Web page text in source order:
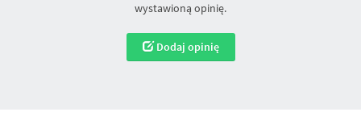
wystawioną opinię.
Dodaj opinię